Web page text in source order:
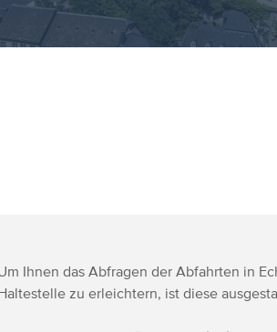
Ihnen das Abfragen der Abfahrten in
zu erleichtern, ist diese